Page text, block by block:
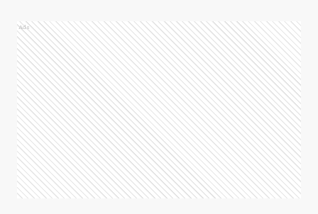
Ads